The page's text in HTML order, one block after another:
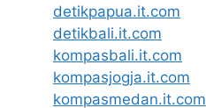
detikpapua.it.com
detikbali.it.com
kompasbali.it.com
kompasjogja.it.com
kompasmedan.it.com